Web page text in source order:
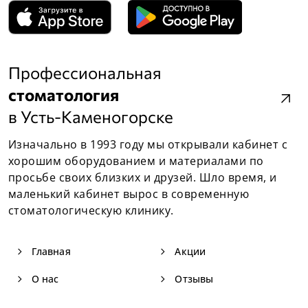
Профессиональная
стоматология
в Усть-Каменогорске
arrow_outward
Изначально в 1993 году мы открывали кабинет с
хорошим оборудованием и материалами по
просьбе своих близких и друзей. Шло время, и
маленький кабинет вырос в современную
стоматологическую клинику.
navigate_next Главная
navigate_next О нас
navigate_next Акции
navigate_next Отзывы